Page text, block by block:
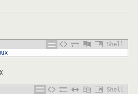
Shell
Shell